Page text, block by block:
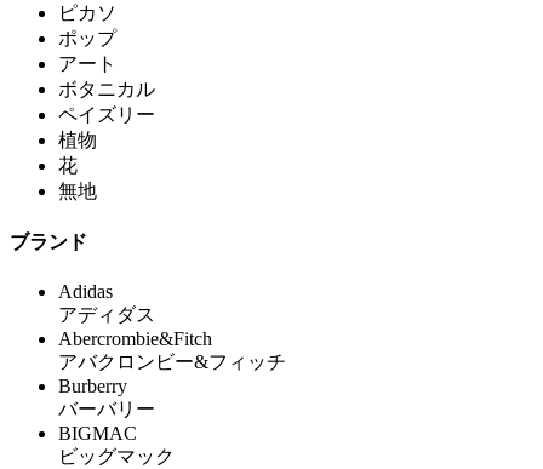
ピカソ
ポップ
アート
ボタニカル
ペイズリー
植物
花
無地
ブランド
Adidas
アディダス
Abercrombie&Fitch
アバクロンビー&フィッチ
Burberry
バーバリー
BIGMAC
ビッグマック